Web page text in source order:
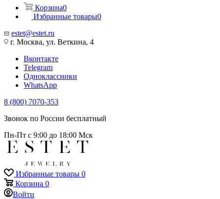
Корзина0
Избранные товары0
estet@estet.ru
г. Москва, ул. Веткина, 4
Вконтакте
Telegram
Одноклассники
WhatsApp
8 (800) 7070-353
Звонок по России бесплатный
Пн-Пт с 9:00 до 18:00 Мск
Избранные товары 0
Корзина 0
Войти